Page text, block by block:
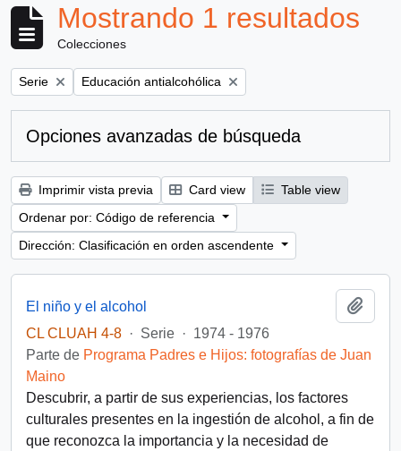
Mostrando 1 resultados
Colecciones
Remove filter:
Serie Remove filter:
Educación antialcohólica
Opciones avanzadas de búsqueda
Imprimir vista previa Card view
Table view
Ordenar por: Código de referencia
Dirección: Clasificación en orden ascendente
El niño y el alcohol
CL CLUAH 4-8 · Serie · 1974 - 1976
Parte de Programa Padres e Hijos: fotografías de Juan
Maino
Descubrir, a partir de sus experiencias, los factores
culturales presentes en la ingestión de alcohol, a fin de
que reconozca la importancia y la necesidad de